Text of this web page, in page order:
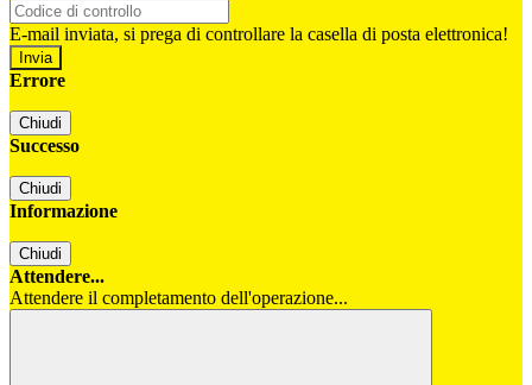
E-mail inviata, si prega di controllare la casella di posta elettronica!
Errore
Chiudi
Successo
Chiudi
Informazione
Chiudi
Attendere...
Attendere il completamento dell'operazione...